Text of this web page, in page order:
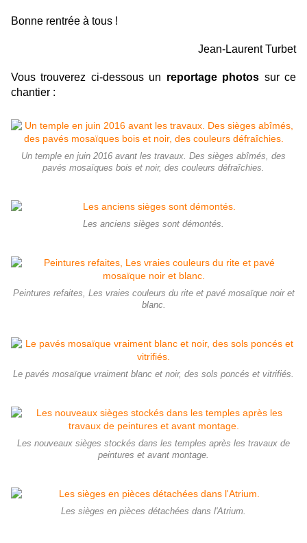
Bonne rentrée à tous !
Jean-Laurent Turbet
Vous trouverez ci-dessous un reportage photos sur ce
chantier :
Un temple en juin 2016 avant les travaux. Des sièges abîmés, des
pavés mosaïques bois et noir, des couleurs défraîchies.
Les anciens sièges sont démontés.
Peintures refaites, Les vraies couleurs du rite et pavé mosaïque noir et
blanc.
Le pavés mosaïque vraiment blanc et noir, des sols poncés et vitrifiés.
Les nouveaux sièges stockés dans les temples après les travaux de
peintures et avant montage.
Les sièges en pièces détachées dans l'Atrium.